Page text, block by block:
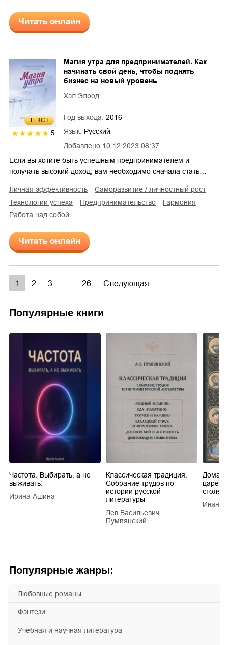
Популярные жанры:
любовные романы
фэнтези
учебная и научная литература
Читать онлайн
ТЕКСТ
5
Добавлено 10.12.2023 08:37
Магия утра для предпринимателей. Как
начинать свой день, чтобы поднять
бизнес на новый уровень
Хэл Элрод
Год выхода: 2016
Язык: Русский
Если вы хотите быть успешным предпринимателем и
получать высокий доход, вам необходимо сначала стать…
личная эффективность
саморазвитие / личностный рост
технологии успеха
предпринимательство
гармония
работа над собой
Читать онлайн
1 2 3 26 Следующая
Популярные книги
Частота. Выбирать, а не
выживать.
Ирина Ашина
Классическая традиция.
Собрание трудов по
истории русской
литературы
Лев Васильевич
Пумпянский
царей
Иван